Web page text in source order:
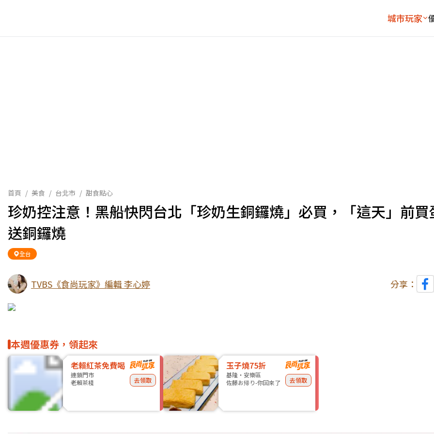
城市玩家
首頁 / 美食 / 台北市 / 甜食點心
珍奶控注意！黑船快閃台北「珍奶生銅鑼燒」必買，「這天」前
送銅鑼燒
全台
TVBS《食尚玩家》編輯 李心婷 分享：
本週優惠券，領起來
老賴紅茶免費喝
連鎖門市
老賴茶棧
去領取
玉子燒75折
基隆・安樂區
佐藤お帰り-你回來了
去領取